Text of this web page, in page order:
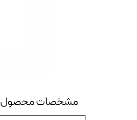
مشخصات محصول